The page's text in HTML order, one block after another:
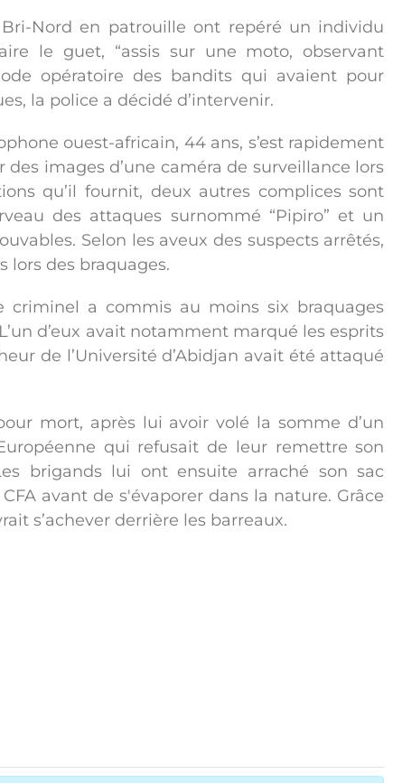
Nord en patrouille ont repéré un individu
le guet, “assis sur une moto, observant
opératoire des bandits qui avaient pour
la police a décidé d’intervenir.
ouest-africain, 44 ans, s’est rapidement
images d’une caméra de surveillance lors
qu’il fournit, deux autres complices sont
des attaques surnommé “Pipiro” et un
Selon les aveux des suspects arrêtés,
lors des braquages.
criminel a commis au moins six braquages
d’eux avait notamment marqué les esprits
de l’Université d’Abidjan avait été attaqué
mort, après lui avoir volé la somme d’un
qui refusait de leur remettre son
brigands lui ont ensuite arraché son sac
avant de s'évaporer dans la nature. Grâce
s’achever derrière les barreaux.